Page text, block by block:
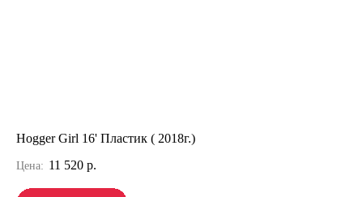
Hogger Girl 16' Пластик ( 2018г.)
Цена: 11 520 р.